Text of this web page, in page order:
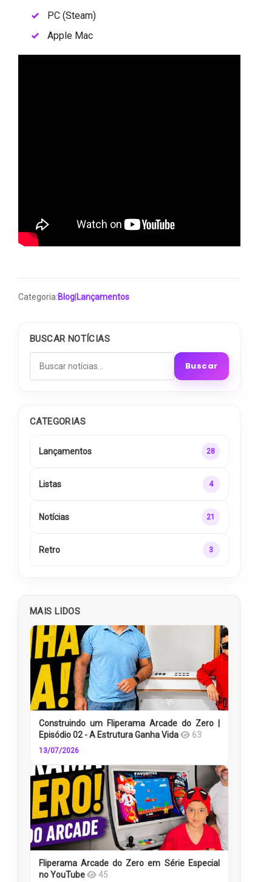
PC (Steam)
Apple Mac
Categoria:Blog| Lançamentos
BUSCAR NOTÍCIAS
Buscar
CATEGORIAS
Lançamentos 28
Listas 4
Notícias 21
Retro 3
MAIS LIDOS
Construindo um Fliperama Arcade do Zero |
Episódio 02 - A Estrutura Ganha Vida
63
13/07/2026
Fliperama Arcade do Zero em Série Especial
no YouTube
45